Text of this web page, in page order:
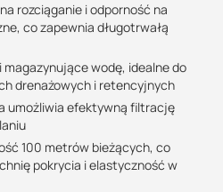
rozciąganie i odporność na
co zapewnia długotrwałą
wodę, idealne do
drenażowych i retencyjnych
umożliwia efektywną filtrację
100 metrów bieżących, co
pokrycia i elastyczność w